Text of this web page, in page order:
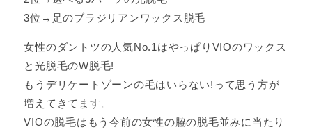
3位→足のブラジリアンワックス脱毛
女性のダントツの人気No.1はやっぱりVIOのワックス
と光脱毛のW脱毛!
もうデリケートゾーンの毛はいらない!って思う方が
増えてきてます。
VIOの脱毛はもう今前の女性の脇の脱毛並みに当たり